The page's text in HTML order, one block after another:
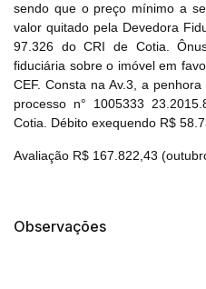
sendo que o preço mínimo a
valor quitado pela Devedora
97.326 do CRI de Cotia.
fiduciária sobre o imóvel em
CEF. Consta na Av.3, a
processo n° 1005333
Cotia. Débito exequendo R$
Avaliação R$ 167.822,43
Observações
14/04/2025 18:43:11
14/04/2025 18:43:11
14/04/2025 18:43:11
Clique aqui para fazer login